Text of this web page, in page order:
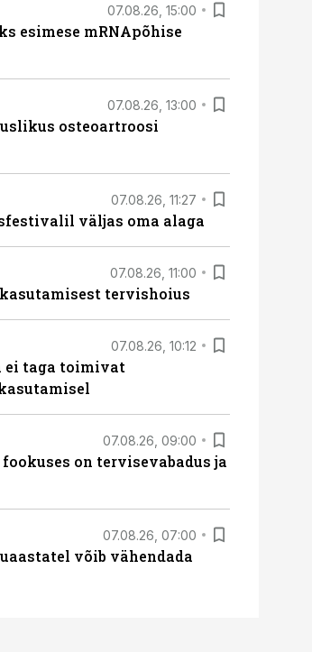
07.08.26, 15:00
esimese mRNApõhise
07.08.26, 13:00
osteoartroosi
07.08.26, 11:27
väljas oma alaga
07.08.26, 11:00
tervishoius
07.08.26, 10:12
taga toimivat
07.08.26, 09:00
on tervisevabadus ja
07.08.26, 07:00
võib vähendada